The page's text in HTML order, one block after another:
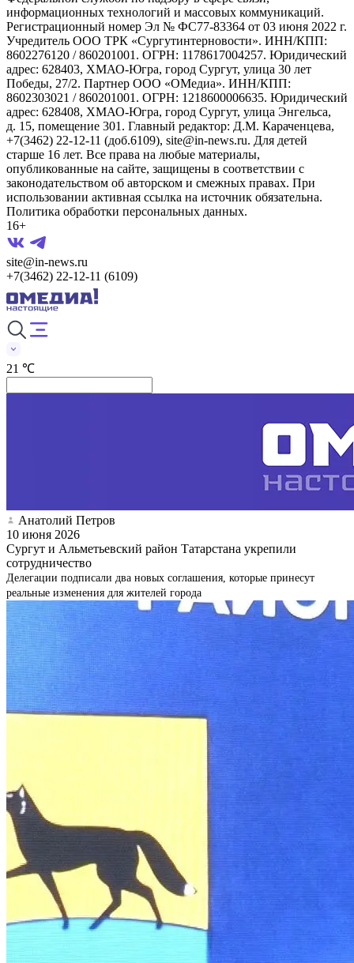
информационных технологий и массовых коммуникаций.
Регистрационный номер Эл № ФС77-83364 от 03 июня 2022 г.
Учредитель ООО ТРК «Сургутинтерновости». ИНН/КПП:
8602276120 / 860201001. ОГРН: 1178617004257. Юридический
адрес: 628403, ХМАО-Югра, город Сургут, улица 30 лет
Победы, 27/2. Партнер ООО «ОМедиа». ИНН/КПП:
8602303021 / 860201001. ОГРН: 1218600006635. Юридический
адрес: 628408, ХМАО-Югра, город Сургут, улица Энгельса,
д. 15, помещение 301. Главный редактор: Д.М. Караченцева,
+7(3462) 22-12-11 (доб.6109), site@in-news.ru. Для детей
старше 16 лет. Все права на любые материалы,
опубликованные на сайте, защищены в соответствии с
законодательством об авторском и смежных правах. При
использовании активная ссылка на источник обязательна.
Политика обработки персональных данных.
16+
site@in-news.ru
+7(3462) 22-12-11 (6109)
21 ℃
Анатолий Петров
10 июня 2026
Сургут и Альметьевский район Татарстана укрепили
сотрудничество
Делегации подписали два новых соглашения, которые принесут
реальные изменения для жителей города